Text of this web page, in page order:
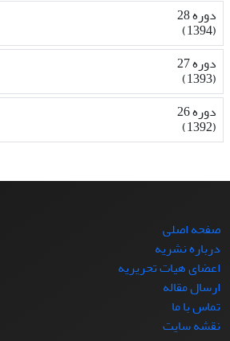
دوره 28
(1394)
دوره 27
(1393)
دوره 26
(1392)
صفحه اصلی
درباره نشریه
اعضای هیات تحریریه
ارسال مقاله
تماس با ما
نقشه سایت